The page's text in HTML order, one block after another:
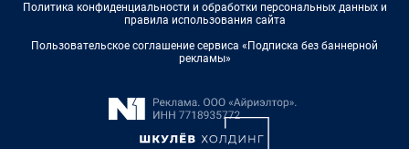
Политика конфиденциальности и обработки персональных данных и
правила использования сайта
Пользовательское соглашение сервиса «Подписка без баннерной
рекламы»